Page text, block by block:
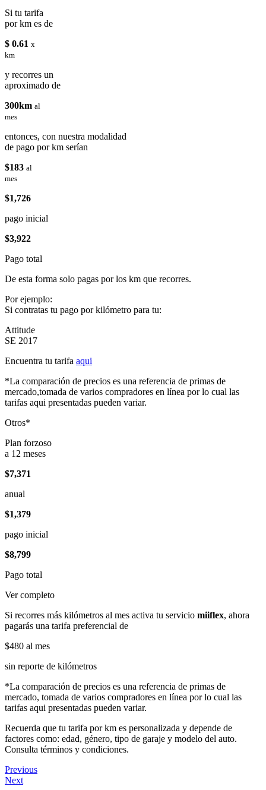
Si tu tarifa
por km es de
$ 0.61 x
km
y recorres un
aproximado de
300km al
mes
entonces, con nuestra modalidad
de pago por km serían
$183 al
mes
$1,726
pago inicial
$3,922
Pago total
De esta forma solo pagas por los km que recorres.
Por ejemplo:
Si contratas tu pago por kilómetro para tu:
Attitude
SE 2017
Encuentra tu tarifa aqui
*La comparación de precios es una referencia de primas de
mercado,tomada de varios compradores en línea por lo cual las
tarifas aqui presentadas pueden variar.
Otros*
Plan forzoso
a 12 meses
$7,371
anual
$1,379
pago inicial
$8,799
Pago total
Ver completo
Si recorres más kilómetros al mes activa tu servicio miiflex, ahora
pagarás una tarifa preferencial de
$480 al mes
sin reporte de kilómetros
*La comparación de precios es una referencia de primas de
mercado, tomada de varios compradores en línea por lo cual las
tarifas aqui presentadas pueden variar.
Recuerda que tu tarifa por km es personalizada y depende de
factores como: edad, género, tipo de garaje y modelo del auto.
Consulta términos y condiciones.
Previous
Next